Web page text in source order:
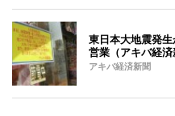
東日本大地震発
営業（アキバ経済
アキバ経済新聞